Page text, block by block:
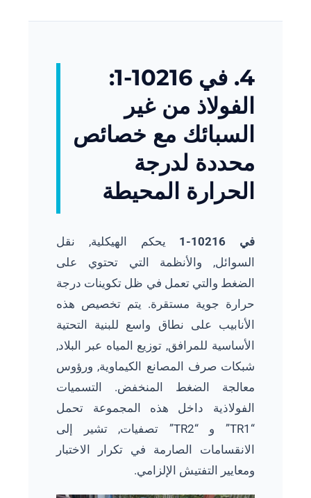
4. في 10216-1:
الفولاذ من غير
السبائك مع خصائص
محددة لدرجة
الحرارة المحيطة
في 10216-1
يحكم الهيكلية, نقل
السوائل, والأنظمة التي تحتوي على
الضغط والتي تعمل في ظل تكوينات درجة
حرارة جوية مستقرة. يتم تخصيص هذه
الأنابيب على نطاق واسع للبنية التحتية
الأساسية للمرافق, توزيع المياه عبر البلاد,
شبكات صرف المصانع الكيماوية, ورؤوس
معالجة الضغط المنخفض. التسميات
الفولاذية داخل هذه المجموعة تحمل
“TR1” و “TR2” تصفيات, تشير إلى
الانقسامات الصارمة في تكرار الاختبار
ومعايير التفتيش الإلزامي.